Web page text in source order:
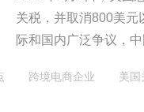
关税，并取消800美元
际和国内广泛争议，
留出谈判时间。中美
跨境电商企业 美国